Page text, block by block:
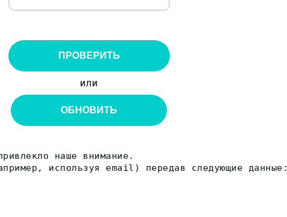
ПРОВЕРИТЬ
или
ОБНОВИТЬ
наше внимание.
используя email) передав следующие данные: